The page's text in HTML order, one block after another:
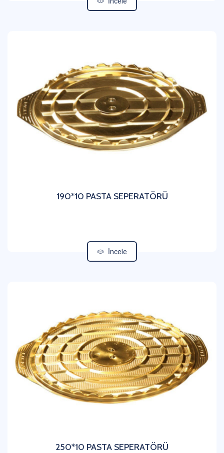
190*10 PASTA SEPERATÖRÜ
İncele
250*10 PASTA SEPERATÖRÜ